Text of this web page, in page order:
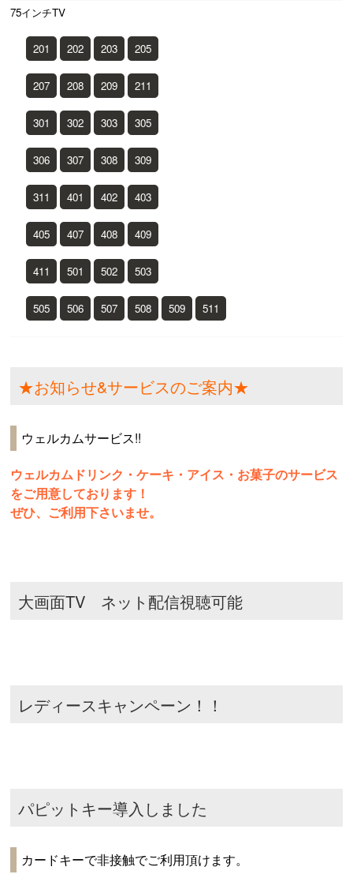
75インチTV
201 202 203 205
207 208 209 211
301 302 303 305
306 307 308 309
311 401 402 403
405 407 408 409
411 501 502 503
505 506 507 508 509 511
★お知らせ&サービスのご案内★
ウェルカムサービス!!
ウェルカムドリンク・ケーキ・アイス・お菓子のサービス
をご用意しております！
ぜひ、ご利用下さいませ。
大画面TV ネット配信視聴可能
レディースキャンペーン！！
パピットキー導入しました
カードキーで非接触でご利用頂けます。